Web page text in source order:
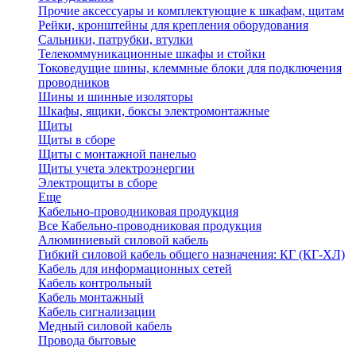
Прочие аксессуары и комплектующие к шкафам, щитам
Рейки, кронштейны для крепления оборудования
Сальники, патрубки, втулки
Телекоммуникационные шкафы и стойки
Токоведущие шины, клеммные блоки для подключения
проводников
Шины и шинные изоляторы
Шкафы, ящики, боксы электромонтажные
Щиты
Щиты в сборе
Щиты с монтажной панелью
Щиты учета электроэнергии
Электрощиты в сборе
Еще
Кабельно-проводниковая продукция
Все Кабельно-проводниковая продукция
Алюминиевый силовой кабель
Гибкий силовой кабель общего назначения: КГ (КГ-ХЛ)
Кабель для информационных сетей
Кабель контрольный
Кабель монтажный
Кабель сигнализации
Медный силовой кабель
Провода бытовые